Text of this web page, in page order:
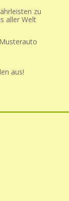
zu
aller Welt
aus!